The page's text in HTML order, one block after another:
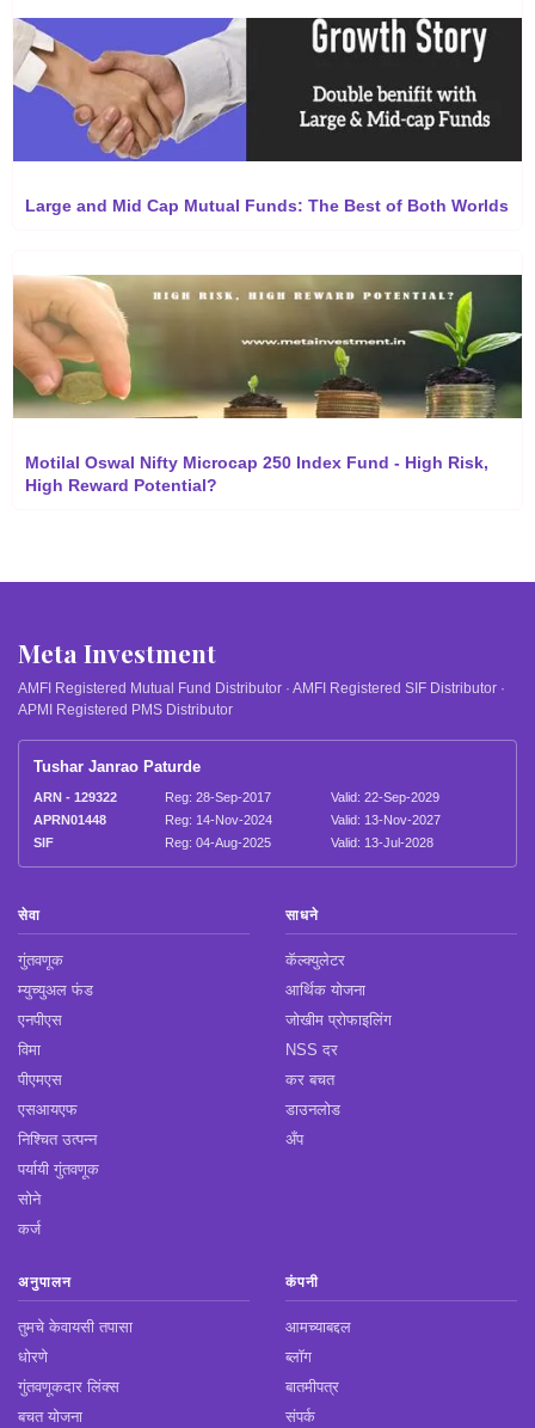
Large and Mid Cap Mutual Funds: The Best of Both Worlds
Motilal Oswal Nifty Microcap 250 Index Fund - High Risk,
High Reward Potential?
Meta Investment
AMFI Registered Mutual Fund Distributor · AMFI Registered SIF Distributor ·
APMI Registered PMS Distributor
Tushar Janrao Paturde
ARN - 129322 Reg: 28-Sep-2017
Valid: 22-Sep-2029
APRN01448
Reg: 14-Nov-2024
Valid: 13-Nov-2027
SIF
Reg: 04-Aug-2025 Valid: 13-Jul-2028
सेवा
गुंतवणूक
म्युच्युअल फंड
एनपीएस
विमा
पीएमएस
एसआयएफ
निश्चित उत्पन्न
पर्यायी गुंतवणूक
सोने
कर्ज
साधने
कॅल्क्युलेटर
आर्थिक योजना
जोखीम प्रोफाइलिंग
NSS दर
कर बचत
डाउनलोड
अँप
अनुपालन
तुमचे केवायसी तपासा
धोरणे
गुंतवणूकदार लिंक्स
बचत योजना
कंपनी
आमच्याबद्दल
ब्लॉग
बातमीपत्र
संपर्क